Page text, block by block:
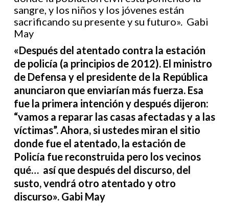
sangre, y los niños y los jóvenes están
sacrificando su presente y su futuro». Gabi
May
«Después del atentado contra la estación
de policía (a principios de 2012). El ministro
de Defensa y el presidente de la República
anunciaron que enviarían más fuerza. Esa
fue la primera intención y después dijeron:
“vamos a reparar las casas afectadas y a las
víctimas”. Ahora, si ustedes miran el sitio
donde fue el atentado, la estación de
Policía fue reconstruida pero los vecinos
qué… así que después del discurso, del
susto, vendrá otro atentado y otro
discurso». Gabi May